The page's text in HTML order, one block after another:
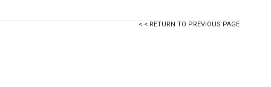
< < RETURN TO PREVIOUS PAGE